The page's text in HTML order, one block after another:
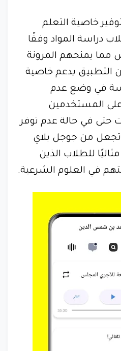
خاصية التعلم
دراسة المواد وفقًا
مما يمنحهم المرونة
التطبيق يدعم خاصية
في وضع عدم
المستخدمين
حتى في حالة عدم توفر
تجعل من جوجل بلاي
للطلاب الذين
في العلوم الشرعية.